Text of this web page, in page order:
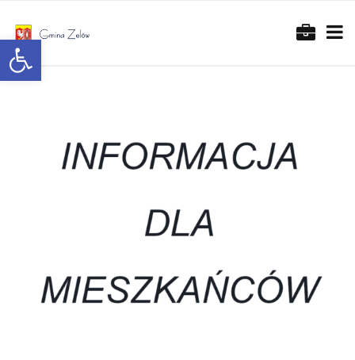
Otwórz pasek narzędzi